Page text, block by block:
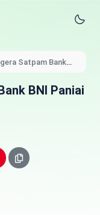
Satpam Bank
BNI Paniai